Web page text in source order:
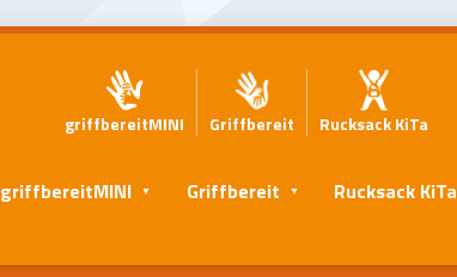
griffbereitMINI Griffbereit Rucksack KiTa
griffbereitMINI Griffbereit Rucksack KiTa